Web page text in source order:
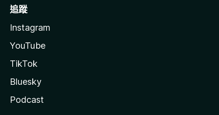
追蹤
Instagram
YouTube
TikTok
Bluesky
Podcast